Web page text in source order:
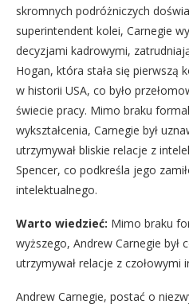
skromnych podróżniczych
superintendent kolei, Carnegie
decyzjami kadrowymi,
Hogan, która stała się pierwszą
w historii USA, co było
świecie pracy. Mimo braku
wykształcenia, Carnegie był
utrzymywał bliskie relacje z
Spencer, co podkreśla jego
intelektualnego.
Warto wiedzieć: Mimo braku
wyższego, Andrew Carnegie był
utrzymywał relacje z czołowymi
Andrew Carnegie, postać o